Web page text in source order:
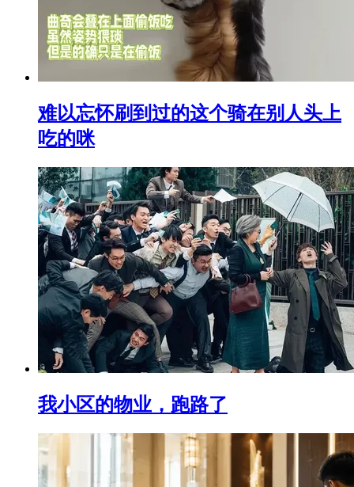
难以忘怀刷到过的这个骑在别人头上
吃的咪
我小区的物业，跑路了